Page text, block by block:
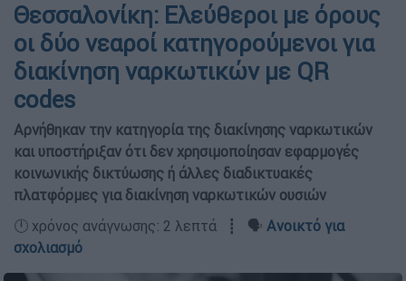
Θεσσαλονίκη: Ελεύθεροι με όρους
οι δύο νεαροί κατηγορούμενοι για
διακίνηση ναρκωτικών με QR
codes
Aρνήθηκαν την κατηγορία της διακίνησης ναρκωτικών
και υποστήριξαν ότι δεν χρησιμοποίησαν εφαρμογές
κοινωνικής δικτύωσης ή άλλες διαδικτυακές
πλατφόρμες για διακίνηση ναρκωτικών ουσιών
🕛 χρόνος ανάγνωσης: 2 λεπτά ┋ 🗣️ Ανοικτό για
σχολιασμό